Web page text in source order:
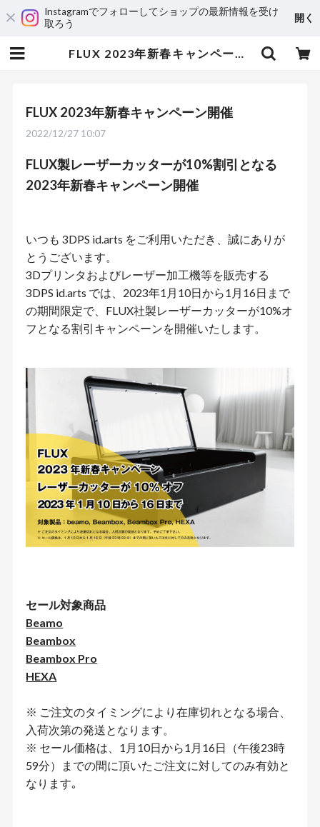
Instagramでフォローしてショップの最新情報を受け
取ろう
開く
FLUX 2023年新春キャンペーン開催 | 3DPRINTER SHOP id.arts
FLUX 2023年新春キャンペーン開催
2022/12/27 10:07
FLUX製レーザーカッターが10%割引となる
2023年新春キャンペーン開催
いつも 3DPS id.arts をご利用いただき、誠にありが
とうございます。
3Dプリンタおよびレーザー加工機等を販売する
3DPS id.arts では、2023年1月10日から1月16日まで
の期間限定で、FLUX社製レーザーカッターが10%オ
フとなる割引キャンペーンを開催いたします。
セール対象商品
Beamo
Beambox
Beambox Pro
HEXA
※ ご注文のタイミングにより在庫切れとなる場合、
入荷次第の発送となります。
※ セール価格は、1月10日から1月16日（午後23時
59分）までの間に頂いたご注文に対してのみ有効と
なります｡